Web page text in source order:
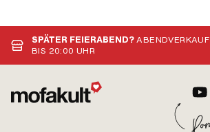
SPÄTER FEIERABEND?
BIS 20:00 UHR